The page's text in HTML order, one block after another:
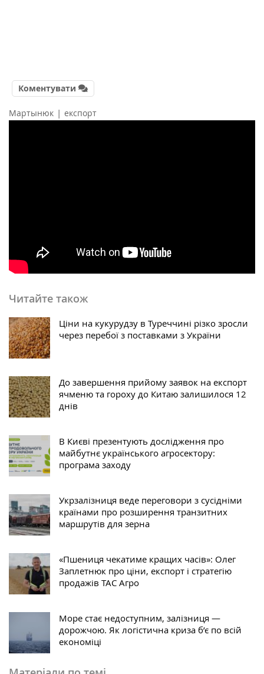
Коментувати
Мартынюк | експорт
Читайте також
Ціни на кукурудзу в Туреччині різко зросли
через перебої з поставками з України
До завершення прийому заявок на експорт
ячменю та гороху до Китаю залишилося 12
днів
В Києві презентують дослідження про
майбутнє українського агросектору:
програма заходу
Укрзалізниця веде переговори з сусідніми
країнами про розширення транзитних
маршрутів для зерна
«Пшениця чекатиме кращих часів»: Олег
Заплетнюк про ціни, експорт і стратегію
продажів ТАС Агро
Море стає недоступним, залізниця —
дорожчою. Як логістична криза б’є по всій
економіці